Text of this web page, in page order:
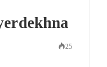
dekhna
25